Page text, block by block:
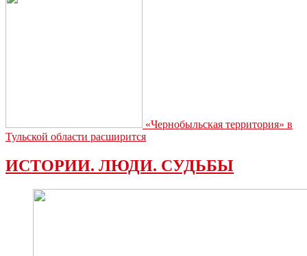
«Чернобыльская территория» в
Тульской области расширится
ИСТОРИИ. ЛЮДИ. СУДЬБЫ